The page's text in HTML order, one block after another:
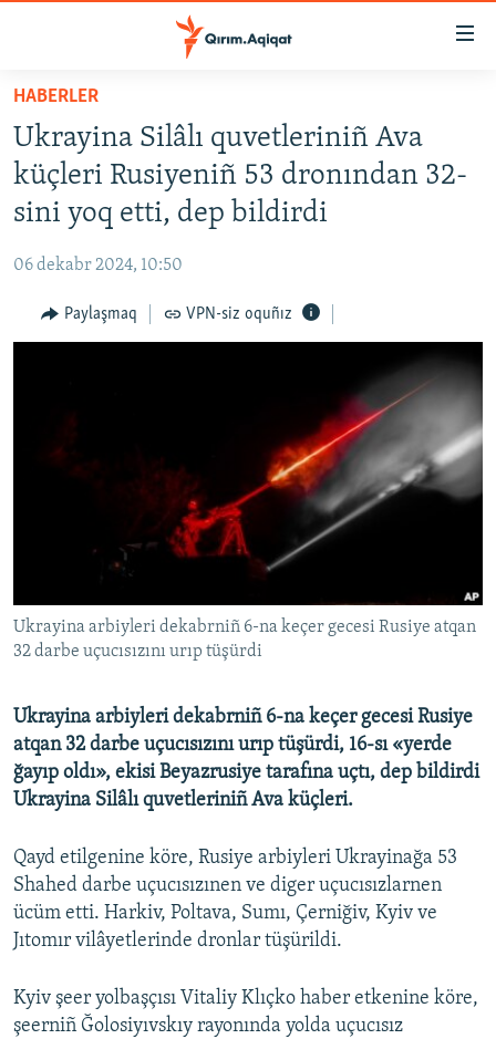
Esas
qaytmaq
Baş
navigatsiyağa
qaytmaq
Qıdıruvğa
HABERLER
SİYASET
İQTİSADİYAT
MEDENİYET
İNSAN AQLARI
Українською
QOŞULIÑIZ!
RFE/RS bütün saytları
HABERLER
Ukrayina Silâlı quvetleriniñ Ava
küçleri Rusiyeniñ 53 dronından 32-
sini yoq etti, dep bildirdi
06 dekabr 2024, 10:50
Paylaşmaq VPN-siz oquñız
Ukrayina arbiyleri dekabrniñ 6-na keçer gecesi Rusiye atqan
32 darbe uçucısızını urıp tüşürdi
Ukrayina arbiyleri dekabrniñ 6-na keçer gecesi Rusiye
atqan 32 darbe uçucısızını urıp tüşürdi, 16-sı «yerde
ğayıp oldı», ekisi Beyazrusiye tarafına uçtı, dep bildirdi
Ukrayina Silâlı quvetleriniñ Ava küçleri.
Qayd etilgenine köre, Rusiye arbiyleri Ukrayinağa 53
Shahed darbe uçucısızınen ve diger uçucısızlarnen
ücüm etti. Harkiv, Poltava, Sumı, Çerniğiv, Kyiv ve
Jıtomır vilâyetlerinde dronlar tüşürildi.
Kyiv şeer yolbaşçısı Vitaliy Klıçko haber etkenine köre,
şeerniñ Ğolosiyıvskıy rayonında yolda uçucısız